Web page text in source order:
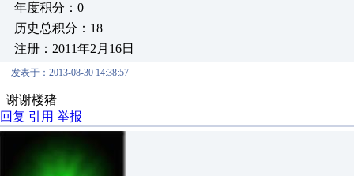
年度积分：0
历史总积分：18
注册：2011年2月16日
发表于：2013-08-30 14:38:57
谢谢楼猪
回复 引用 举报